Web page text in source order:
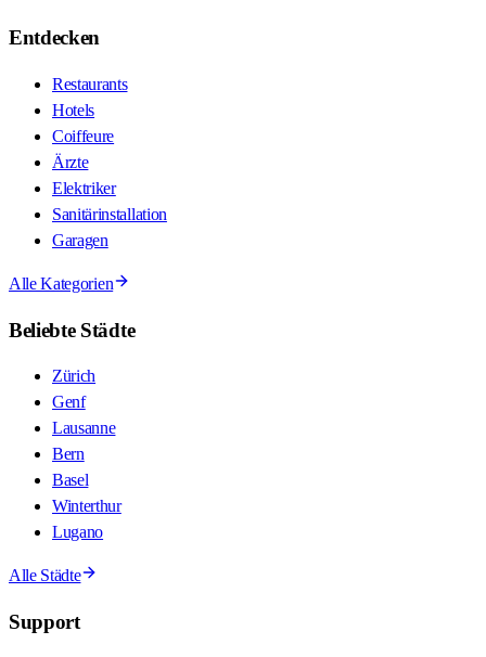
Entdecken
Restaurants
Hotels
Coiffeure
Ärzte
Elektriker
Sanitärinstallation
Garagen
Alle Kategorien
Beliebte Städte
Zürich
Genf
Lausanne
Bern
Basel
Winterthur
Lugano
Alle Städte
Support